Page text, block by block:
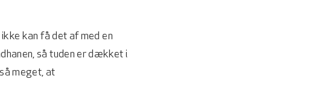
kan få det af med en
så tuden er dækket i
meget, at